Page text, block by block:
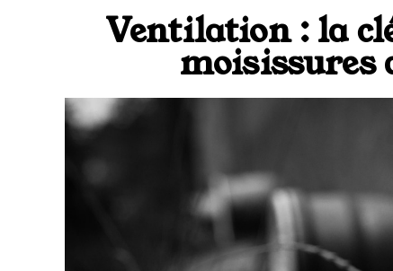
Ventilation : la
moisissures